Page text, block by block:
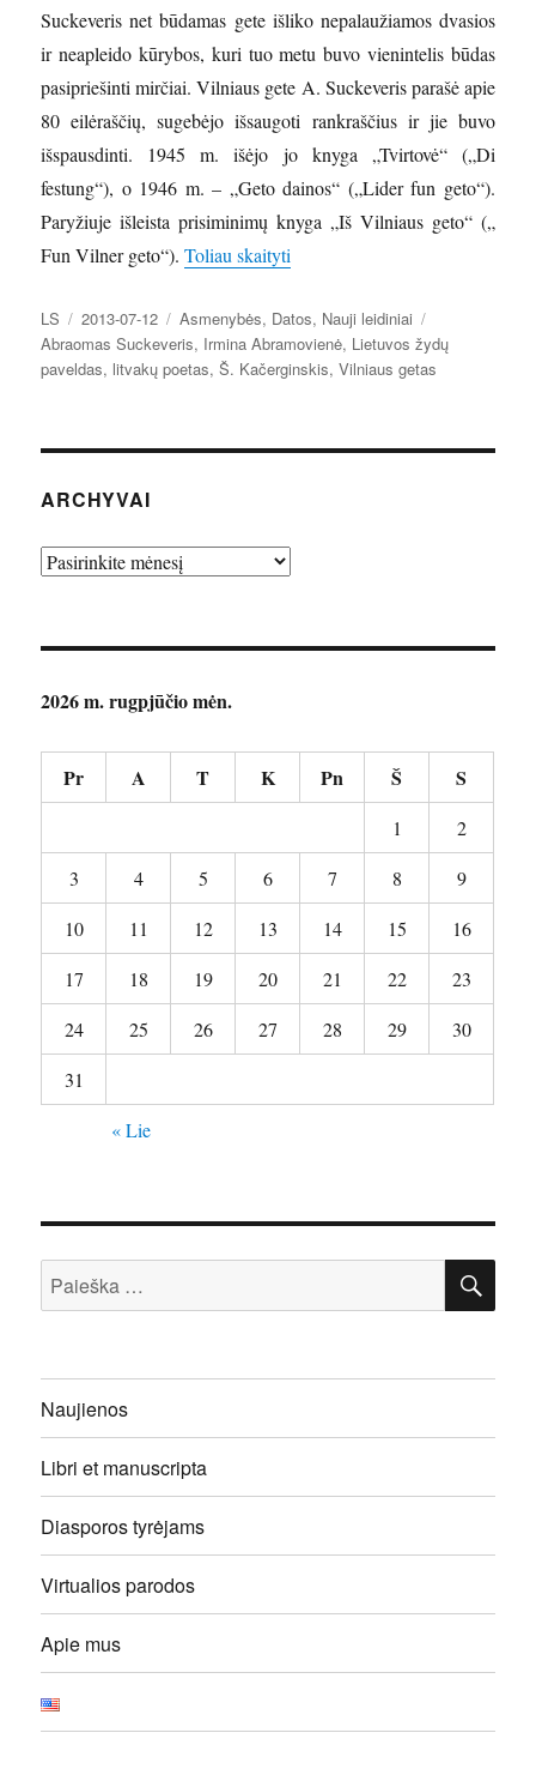
Suckeveris net būdamas gete išliko nepalaužiamos dvasios
ir neapleido kūrybos, kuri tuo metu buvo vienintelis būdas
pasipriešinti mirčiai. Vilniaus gete A. Suckeveris parašė apie
80 eilėraščių, sugebėjo išsaugoti rankraščius ir jie buvo
išspausdinti. 1945 m. išėjo jo knyga „Tvirtovė“ („Di
festung“), o 1946 m. – „Geto dainos“ („Lider fun geto“).
Paryžiuje išleista prisiminimų knyga „Iš Vilniaus geto“ („
Fun Vilner geto“).Toliau skaityti
Autorius
LS Paskelbta
2013-07-12 Kategorijos
Asmenybės, Datos, Nauji leidiniai
Abraomas Suckeveris, Irmina Abramovienė, Lietuvos žydų
paveldas, litvakų poetas,Š. Kačerginskis,Vilniaus getas
ARCHYVAI
Archyvai
2026 m. rugpjūčio mėn.
Pr A T K Pn Š S
1
2
3
4 5 6 7 8
9
10
11 12 13 14 15
16
17
18 19 20 21 22
23
24
25 26 27 28 29
30
31
« Lie
Ieškoti:
Naujienos
Libri et manuscripta
Diasporos tyrėjams
Virtualios parodos
Apie mus